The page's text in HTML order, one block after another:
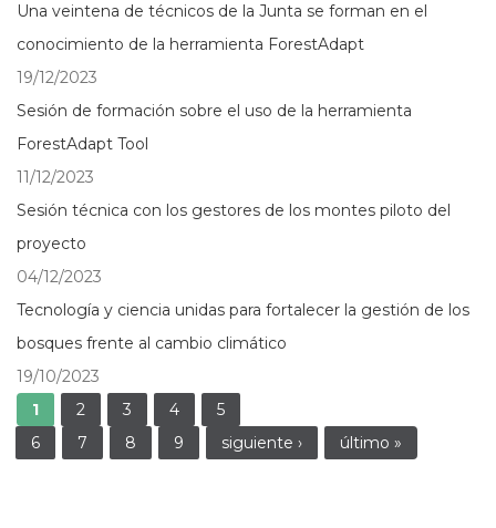
Una veintena de técnicos de la Junta se forman en el
conocimiento de la herramienta ForestAdapt
19/12/2023
Sesión de formación sobre el uso de la herramienta
ForestAdapt Tool
11/12/2023
Sesión técnica con los gestores de los montes piloto del
proyecto
04/12/2023
Tecnología y ciencia unidas para fortalecer la gestión de los
bosques frente al cambio climático
19/10/2023
Páginas
1 2 3 4
5
6
7 8 9 siguiente › último »